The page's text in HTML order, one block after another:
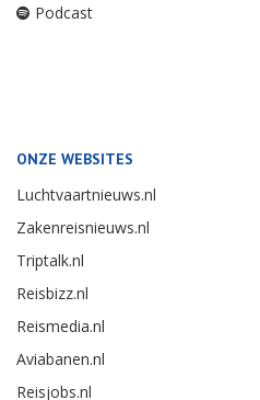
Podcast
ONZE WEBSITES
Luchtvaartnieuws.nl
Zakenreisnieuws.nl
Triptalk.nl
Reisbizz.nl
Reismedia.nl
Aviabanen.nl
Reisjobs.nl